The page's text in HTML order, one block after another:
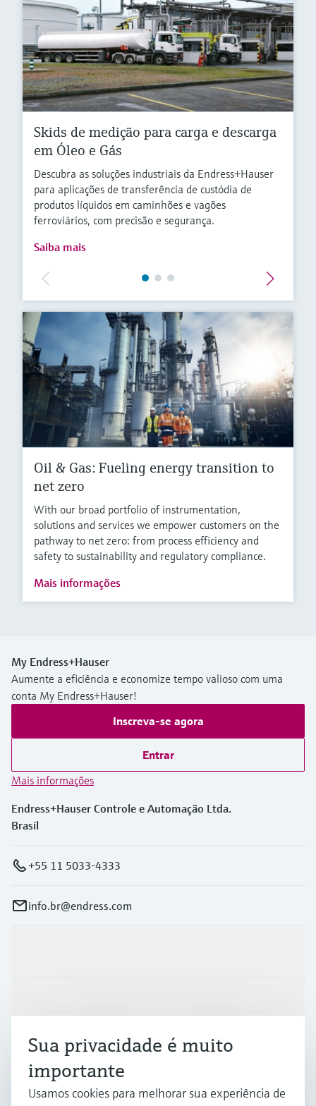
Skids de medição para carga e descarga
em Óleo e Gás
Descubra as soluções industriais da Endress+Hauser
para aplicações de transferência de custódia de
produtos líquidos em caminhões e vagões
ferroviários, com precisão e segurança.
Saiba mais
Oil & Gas: Fueling energy transition to
net zero
With our broad portfolio of instrumentation,
solutions and services we empower customers on the
pathway to net zero: from process efficiency and
safety to sustainability and regulatory compliance.
Mais informações
My Endress+Hauser
Aumente a eficiência e economize tempo valioso com uma
conta My Endress+Hauser!
Inscreva-se agora
Entrar
Mais informações
Endress+Hauser Controle e Automação Ltda.
Brasil
+55 11 5033-4333
info.br@endress.com
Suporte
Sua privacidade é muito
importante
Usamos cookies para melhorar sua experiência de